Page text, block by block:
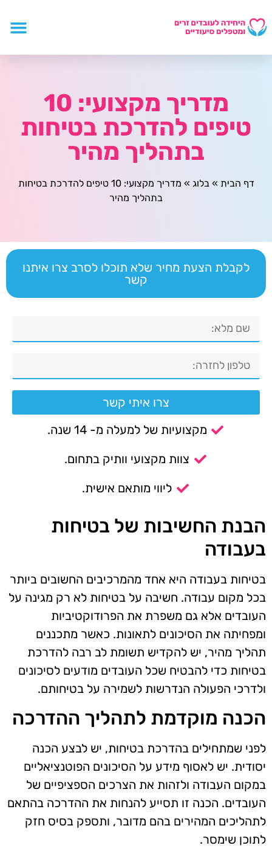
מדריך מקצועי: 10
טיפים להדרכת בטיחות
בתהליך מהיר
דף הבית »בלוג »
מדריך מקצועי: 10 טיפים להדרכת בטיחות
בתהליך מהיר
לקבלת הצעת מחיר שלא תוכלו לסרב צרו איתנו
קשר
צרו איתי קשר
מקצועיות של למעלה מ- 14 שנה.
צוות מקצועי וותיק בתחום.
ליווי מותאם אישית.
הבנת החשיבות של בטיחות
בעבודה
בטיחות בעבודה היא אחד מהמרכיבים החשובים ביותר
בכל מקום עבודה. חשיבה על בטיחות לא רק מגינה על
העובדים אלא גם משפרת את הפרודוקטיביות
ומפחיתה את הסיכונים לתאונות. כאשר מתכננים
תהליך מהיר, יש להקדיש תשומת לב רבה להדרכת
בטיחות כדי להבטיח שכל העובדים מודעים לסיכונים
ולדרכי הפעולה הנדרשות לשמירה על בטיחותם.
הכנה מוקדמת לתהליך ההדרכה
לפני שמתחילים בהדרכת בטיחות, יש לבצע הכנה
יסודית. יש לאסוף מידע על הסיכונים הפוטנציאליים
במקום העבודה ולזהות את הצרכים הספציפיים של
העובדים. הכנה זו תסייע להנחות את ההדרכה בהתאם
לתהליכים המהירים בהם מדובר, ותספק בסיס חזק
לתוכן שימסר.